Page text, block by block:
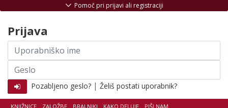
KNJIŽNICE ZALOŽBE BRALNIKI KAKO DELUJE PIŠI NAM
Pomoč pri prijavi ali registraciji
Prijava
Uporabniško
ime
Geslo
Pozabljeno geslo? | Želiš postati uporabnik?